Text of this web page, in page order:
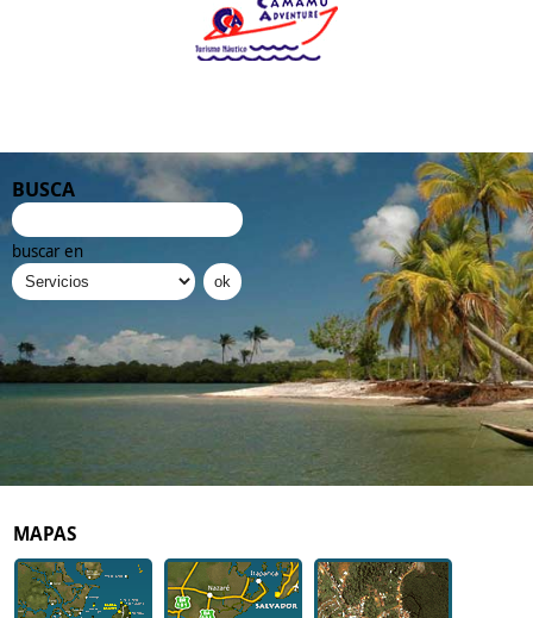
BUSCA
buscar en
MAPAS